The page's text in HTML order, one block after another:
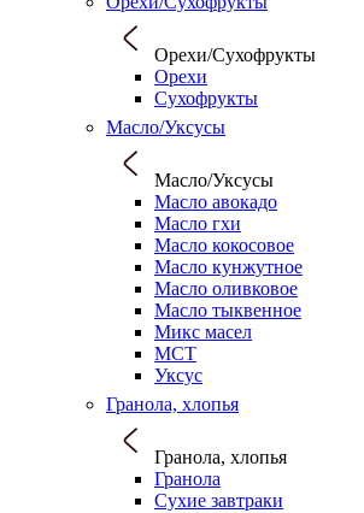
Орехи/Сухофрукты
Орехи
Сухофрукты
Масло/Уксусы
Масло/Уксусы
Масло авокадо
Масло гхи
Масло кокосовое
Масло кунжутное
Масло оливковое
Масло тыквенное
Микс масел
МСТ
Уксус
Гранола, хлопья
Гранола, хлопья
Гранола
Сухие завтраки